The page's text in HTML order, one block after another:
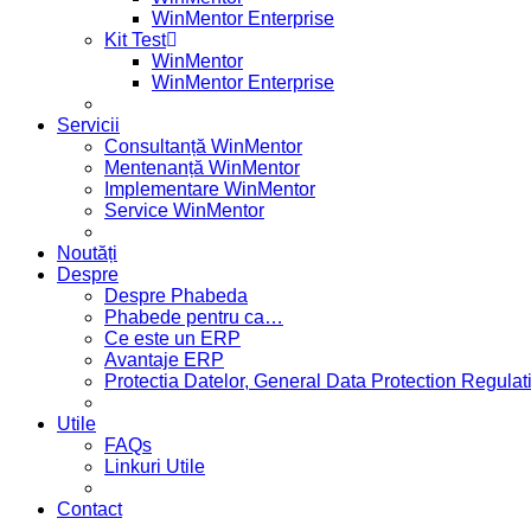
WinMentor Enterprise
Kit Test
WinMentor
WinMentor Enterprise
Servicii
Consultanță WinMentor
Mentenanță WinMentor
Implementare WinMentor
Service WinMentor
Noutăți
Despre
Despre Phabeda
Phabede pentru ca…
Ce este un ERP
Avantaje ERP
Protectia Datelor, General Data Protection
Utile
FAQs
Linkuri Utile
Contact